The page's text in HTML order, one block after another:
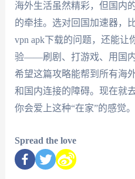
海外生活虽然精彩，但国内
的牵挂。选对回国加速器，
vpn apk下载的问题，还能让
验——刷剧、打游戏、用国内
希望这篇攻略能帮到所有海
和国内连接的障碍。现在就
你会爱上这种“在家”的感觉。
Spread the love